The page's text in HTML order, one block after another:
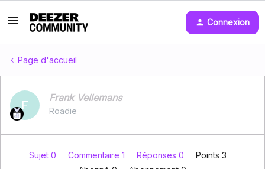
Connexion
Page d'accueil
F
Frank Vellemans
Roadie
Sujet 0 Commentaire 1 Réponses 0
Points 3